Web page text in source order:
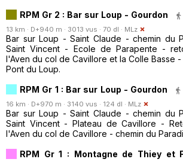
RPM Gr 2 : Bar sur Loup - Gourdon
13 km · D+940 m · 3013 vus · 70 dl · MLz
Bar sur Loup - Saint Claude - chemin du
Saint Vincent - Ecole de Parapente -
l'Aven du col de Cavillore et la Colle Basse
Pont du Loup.
RPM Gr 1 : Bar sur Loup - Gourdon
16 km · D+970 m · 3140 vus · 124 dl · MLz
Bar sur Loup - Saint Claude - chemin du
Saint Vincent - Plateau de Cavillore -
l'Aven du col de Cavillore - chemin du
RPM Gr 1 : Montagne de Thiey et